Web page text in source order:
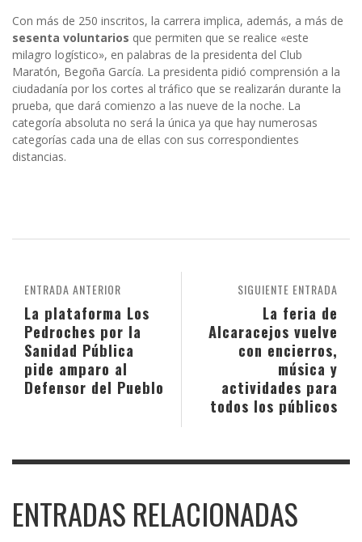
Con más de 250 inscritos, la carrera implica, además, a más de
sesenta voluntarios que permiten que se realice «este
milagro logístico», en palabras de la presidenta del Club
Maratón, Begoña García. La presidenta pidió comprensión a la
ciudadanía por los cortes al tráfico que se realizarán durante la
prueba, que dará comienzo a las nueve de la noche. La
categoría absoluta no será la única ya que hay numerosas
categorías cada una de ellas con sus correspondientes
distancias.
SIGUIENTE ENTRADA
La feria de
Alcaracejos vuelve
con encierros,
música y
actividades para
todos los públicos
ENTRADA ANTERIOR
La plataforma Los
Pedroches por la
Sanidad Pública
pide amparo al
Defensor del Pueblo
ENTRADAS RELACIONADAS